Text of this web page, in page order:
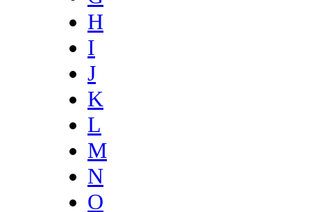
H
I
J
K
L
M
N
O